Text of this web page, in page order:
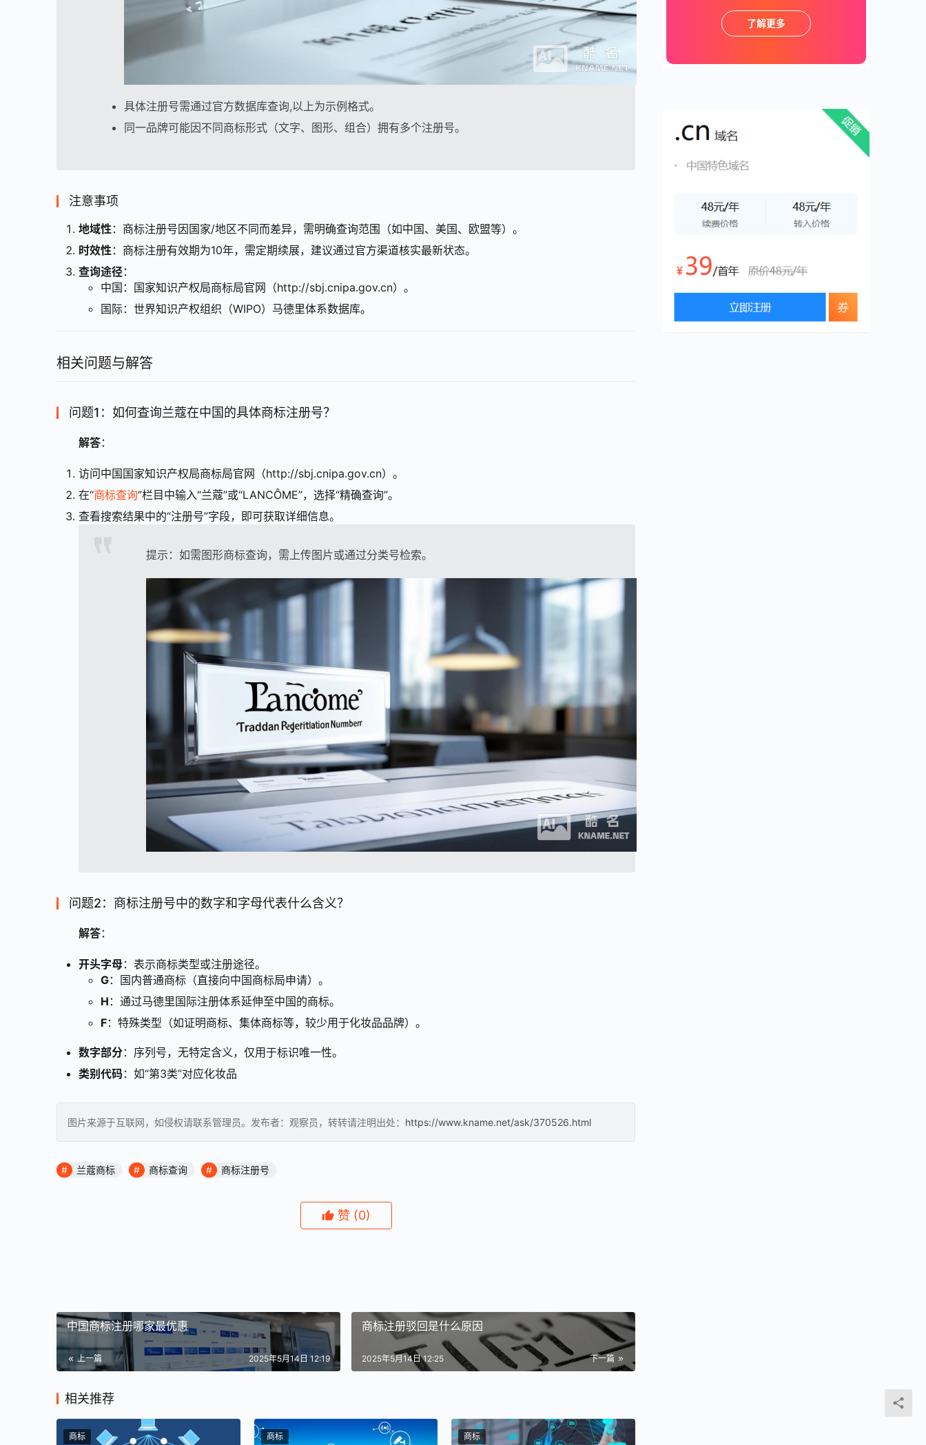
具体注册号需通过官方数据库查询,以上为示例格式。
同一品牌可能因不同商标形式（文字、图形、组合）拥有多个注册号。
注意事项
地域性：商标注册号因国家/地区不同而差异，需明确查询范围（如中国、美国、欧盟等）。
时效性：商标注册有效期为10年，需定期续展，建议通过官方渠道核实最新状态。
查询途径：
中国：国家知识产权局商标局官网（http://sbj.cnipa.gov.cn）。
国际：世界知识产权组织（WIPO）马德里体系数据库。
相关问题与解答
问题1：如何查询兰蔻在中国的具体商标注册号？
解答：
访问中国国家知识产权局商标局官网（http://sbj.cnipa.gov.cn）。
在“商标查询”栏目中输入“兰蔻”或“LANCÔME”，选择“精确查询”。
查看搜索结果中的“注册号”字段，即可获取详细信息。
提示：如需图形商标查询，需上传图片或通过分类号检索。
问题2：商标注册号中的数字和字母代表什么含义？
解答：
开头字母：表示商标类型或注册途径。
G：国内普通商标（直接向中国商标局申请）。
H ：通过马德里国际注册体系延伸至中国的商标。
F：特殊类型（如证明商标、集体商标等，较少用于化妆品品牌）。
数字部分：序列号，无特定含义，仅用于标识唯一性。
类别代码：如“第3类”对应化妆品
图片来源于互联网，如侵权请联系管理员。发布者：观察员，转转请注明出处： https://www.kname.net/ask/370526.html
兰蔻商标 商标查询 商标注册号
赞 (0)
中国商标注册哪家最优惠
上一篇 2025年5月14日 12:19
商标注册驳回是什么原因
下一篇
2025年5月14日 12:25
相关推荐
商标 商标 商标
了解更多